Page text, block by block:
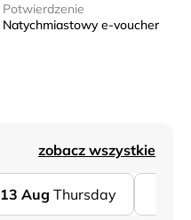
Potwierdzenie
Natychmiastowy e-voucher
zobacz wszystkie
13 Aug Thursday